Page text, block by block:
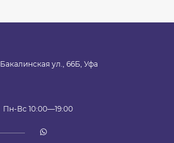
Бакалинская ул., 66Б, Уфа
Пн-Вс 10:00—19:00